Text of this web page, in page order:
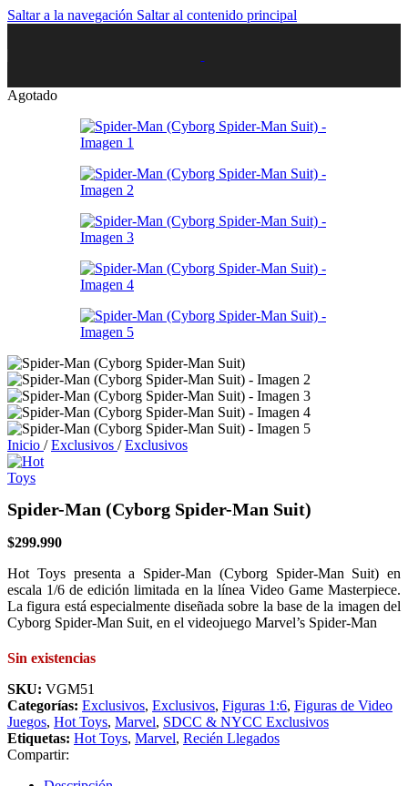
Saltar a la navegación Saltar al contenido principal
Agotado
Inicio / Exclusivos / Exclusivos
Spider-Man (Cyborg Spider-Man Suit)
$299.990
Hot Toys presenta a Spider-Man (Cyborg Spider-Man Suit) en
escala 1/6 de edición limitada en la línea Video Game Masterpiece.
La figura está especialmente diseñada sobre la base de la imagen del
Cyborg Spider-Man Suit, en el videojuego Marvel’s Spider-Man
Sin existencias
SKU: VGM51
Categorías: Exclusivos, Exclusivos, Figuras 1:6, Figuras de Video
Juegos, Hot Toys, Marvel, SDCC & NYCC Exclusivos
Etiquetas: Hot Toys, Marvel, Recién Llegados
Compartir: